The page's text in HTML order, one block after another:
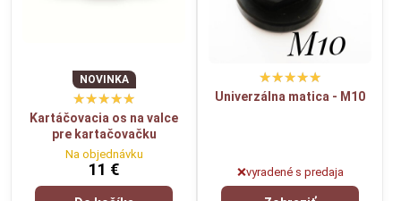
NOVINKA
Kartáčovacia os na valce
pre kartačovačku
Na objednávku
11 €
Univerzálna matica - M10
❌vyradené s predaja